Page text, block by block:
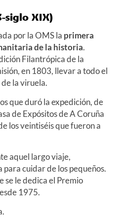
siglo XIX)
por la OMS la primera
de la historia.
Filantrópica de la
en 1803, llevar a todo el
la viruela.
que duró la expedición, de
de Expósitos de A Coruña
los veintiséis que fueron a
aquel largo viaje,
cuidar de los pequeños.
se le dedica el Premio
1975.